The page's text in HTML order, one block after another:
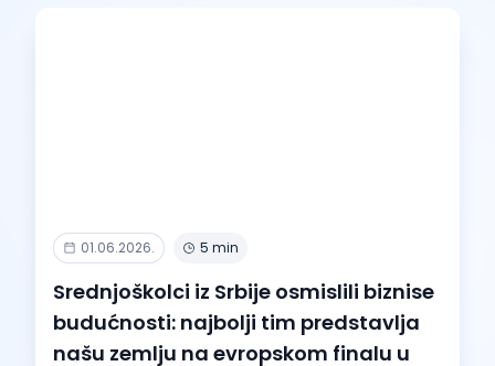
01.06.2026. 5 min
Srednjoškolci iz Srbije osmislili biznise
budućnosti: najbolji tim predstavlja
našu zemlju na evropskom finalu u